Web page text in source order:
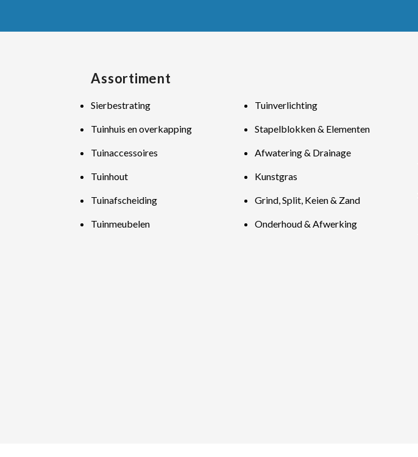
Assortiment
Sierbestrating
Tuinhuis en overkapping
Tuinaccessoires
Tuinhout
Tuinafscheiding
Tuinmeubelen
Tuinverlichting
Stapelblokken & Elementen
Afwatering & Drainage
Kunstgras
Grind, Split, Keien & Zand
Onderhoud & Afwerking